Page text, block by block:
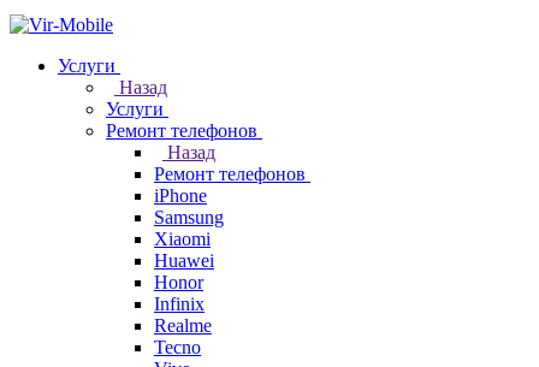
Услуги
Назад
Услуги
Ремонт телефонов
Назад
Ремонт телефонов
iPhone
Samsung
Xiaomi
Huawei
Honor
Infinix
Realme
Tecno